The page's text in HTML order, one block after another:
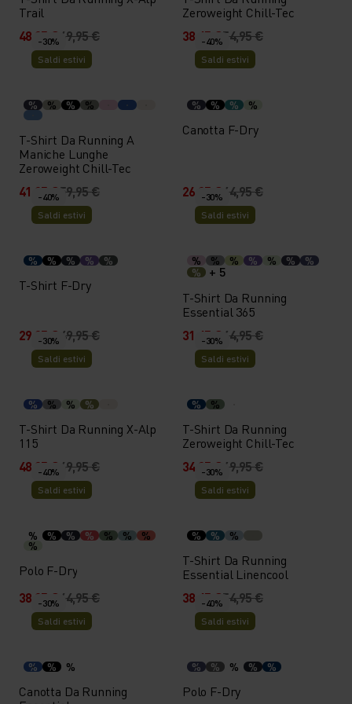
Trail
48,95 € 69,95 €
Zeroweight Chill-Tec
38,45 €54,95 €
-30%
Saldi estivi
% % % %
T-Shirt Da Running A
Maniche Lunghe
Zeroweight Chill-Tec
41,95 €59,95 €
-40%
Saldi estivi
% % % %
Canotta F-Dry
26,95 € 44,95 €
-40%
Saldi estivi
% % % % %
T-Shirt F-Dry
29,95 € 49,95 €
-30%
Saldi estivi
% % % % % %
%
%
+ 5
T-Shirt Da Running
Essential 365
31,45 € 44,95 €
-30%
Saldi estivi
% % % %
T-Shirt Da Running X-Alp
115
48,95 € 69,95 €
-30%
Saldi estivi
% %
T-Shirt Da Running
Zeroweight Chill-Tec
34,95 € 49,95 €
-40%
Saldi estivi
% % % % % % %
%
Polo F-Dry
38,95 € 64,95 €
-30%
Saldi estivi
% % %
T-Shirt Da Running
Essential Linencool
38,45 €54,95 €
-30%
Saldi estivi
% % %
Canotta Da Running
-40%
Saldi estivi
% % % % %
Polo F-Dry